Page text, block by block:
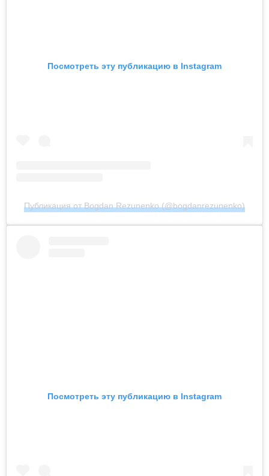
Посмотреть эту публикацию в Instagram
Публикация от Bogdan Rezunenko (@bogdanrezunenko)
Посмотреть эту публикацию в Instagram